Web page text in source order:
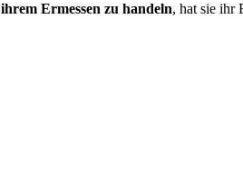
ihrem Ermessen zu handeln, hat sie ihr